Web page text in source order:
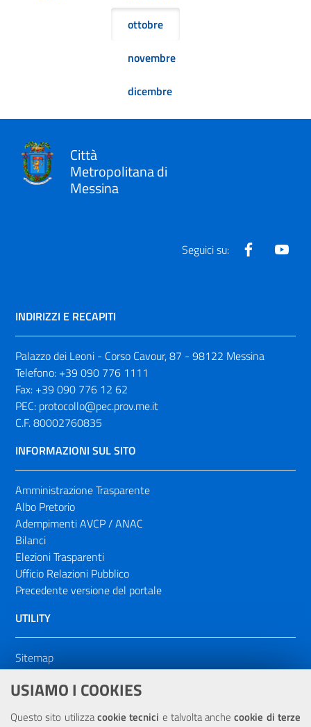
USIAMO I COOKIES
Questo sito utilizzacookie tecnici e talvolta anchecookie di terze
ottobre
novembre
dicembre
Città
Metropolitana di
Messina
Seguici su: Facebook
INDIRIZZI E RECAPITI
Palazzo dei Leoni - Corso Cavour, 87 - 98122 Messina
Telefono: +39 090 776 1111
Fax: +39 090 776 12 62
PEC: protocollo@pec.prov.me.it
C.F. 80002760835
INFORMAZIONI SUL SITO
Amministrazione Trasparente
Albo Pretorio
Adempimenti AVCP / ANAC
Bilanci
Elezioni Trasparenti
Ufficio Relazioni Pubblico
Precedente versione del portale
UTILITY
Sitemap
Dichiarazione di accessibilità
NOTE LEGALI